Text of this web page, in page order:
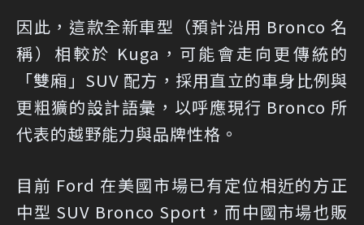
因此，這款全新車型（預計沿用 Bronco 名
稱）相較於 Kuga，可能會走向更傳統的
「雙廂」SUV 配方，採用直立的車身比例與
更粗獷的設計語彙，以呼應現行 Bronco 所
代表的越野能力與品牌性格。
目前 Ford 在美國市場已有定位相近的方正
中型 SUV Bronco Sport，而中國市場也販